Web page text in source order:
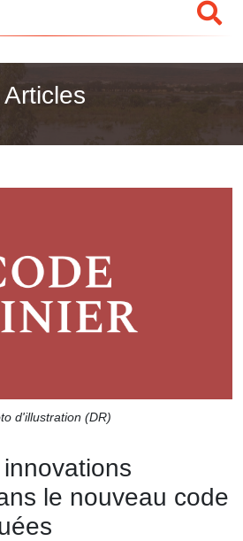
Articles
d'illustration (DR)
le nouveau code